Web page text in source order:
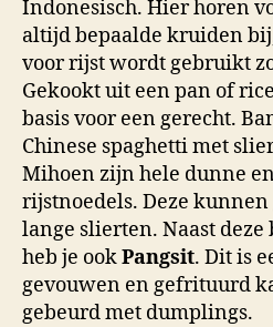
Indonesisch. Hier horen
altijd bepaalde kruiden
voor rijst wordt gebruikt
Gekookt uit een pan of
basis voor een gerecht.
Chinese spaghetti met
Mihoen zijn hele dunne
rijstnoedels. Deze
lange slierten. Naast
heb je ookPangsit. Dit is
gevouwen en gefrituurd
gebeurd met dumplings.